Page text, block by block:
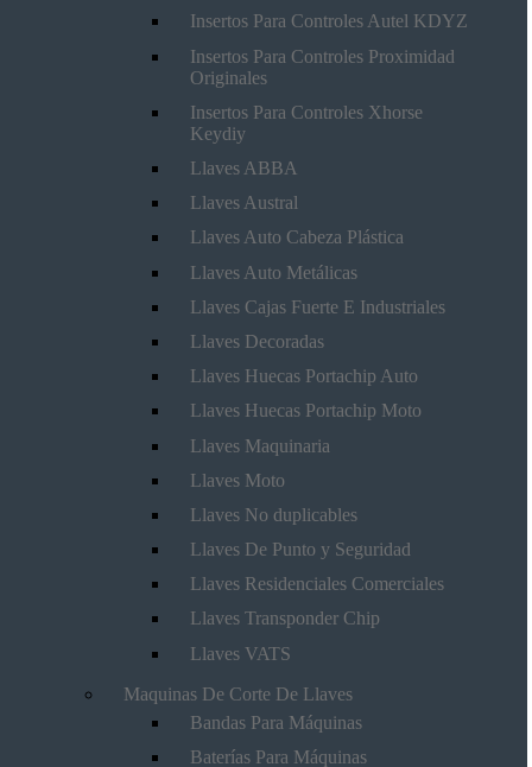
Insertos Para Controles Autel KDYZ
Insertos Para Controles Proximidad
Originales
Insertos Para Controles Xhorse
Keydiy
Llaves ABBA
Llaves Austral
Llaves Auto Cabeza Plástica
Llaves Auto Metálicas
Llaves Cajas Fuerte E Industriales
Llaves Decoradas
Llaves Huecas Portachip Auto
Llaves Huecas Portachip Moto
Llaves Maquinaria
Llaves Moto
Llaves No duplicables
Llaves De Punto y Seguridad
Llaves Residenciales Comerciales
Llaves Transponder Chip
Llaves VATS
Maquinas De Corte De Llaves
Bandas Para Máquinas
Baterías Para Máquinas